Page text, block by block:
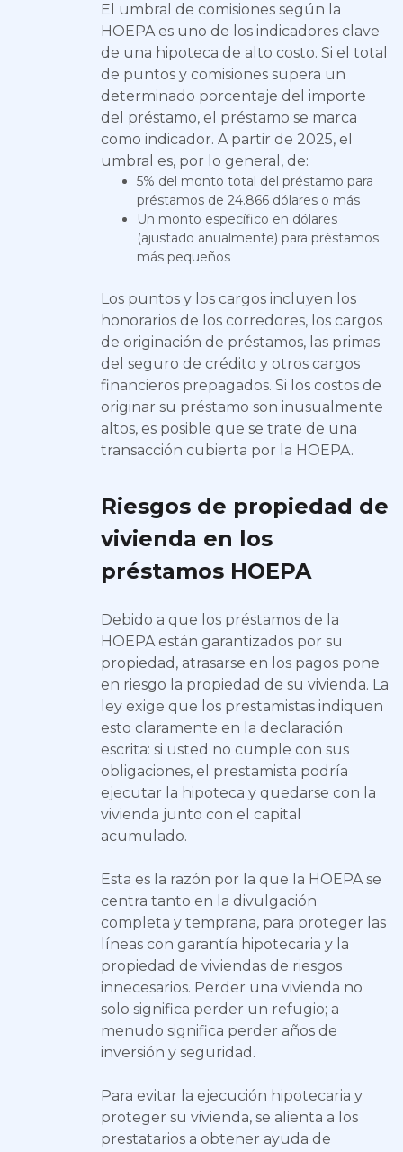
El umbral de comisiones según la
HOEPA es uno de los indicadores clave
de una hipoteca de alto costo. Si el total
de puntos y comisiones supera un
determinado porcentaje del importe
del préstamo, el préstamo se marca
como indicador. A partir de 2025, el
umbral es, por lo general, de:
5% del monto total del préstamo para
préstamos de 24.866 dólares o más
Un monto específico en dólares
(ajustado anualmente) para préstamos
más pequeños
Los puntos y los cargos incluyen los
honorarios de los corredores, los cargos
de originación de préstamos, las primas
del seguro de crédito y otros cargos
financieros prepagados. Si los costos de
originar su préstamo son inusualmente
altos, es posible que se trate de una
transacción cubierta por la HOEPA.
Riesgos de propiedad de
vivienda en los
préstamos HOEPA
Debido a que los préstamos de la
HOEPA están garantizados por su
propiedad, atrasarse en los pagos pone
en riesgo la propiedad de su vivienda. La
ley exige que los prestamistas indiquen
esto claramente en la declaración
escrita: si usted no cumple con sus
obligaciones, el prestamista podría
ejecutar la hipoteca y quedarse con la
vivienda junto con el capital
acumulado.
Esta es la razón por la que la HOEPA se
centra tanto en la divulgación
completa y temprana, para proteger las
líneas con garantía hipotecaria y la
propiedad de viviendas de riesgos
innecesarios. Perder una vivienda no
solo significa perder un refugio; a
menudo significa perder años de
inversión y seguridad.
Para evitar la ejecución hipotecaria y
proteger su vivienda, se alienta a los
prestatarios a obtener ayuda de